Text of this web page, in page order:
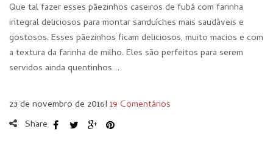
Que tal fazer esses pãezinhos caseiros de fubá com farinha
integral deliciosos para montar sanduíches mais saudáveis e
gostosos. Esses pãezinhos ficam deliciosos, muito macios e com
a textura da farinha de milho. Eles são perfeitos para serem
servidos ainda quentinhos….
23 de novembro de 2016I 19 Comentários
Share